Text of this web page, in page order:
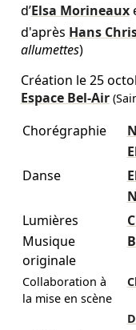
d’Elsa Morineaux
d'après Hans
allumettes)
Création le25
Espace Bel-Air
Chorégraphie
Danse
Lumières
Musique
originale
Collaboration à
la mise en scène